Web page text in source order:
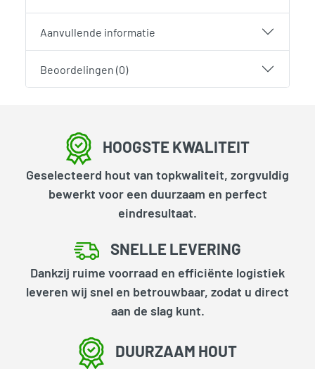
Aanvullende informatie
Beoordelingen (0)
HOOGSTE KWALITEIT
Geselecteerd hout van topkwaliteit, zorgvuldig
bewerkt voor een duurzaam en perfect
eindresultaat.
SNELLE LEVERING
Dankzij ruime voorraad en efficiënte logistiek
leveren wij snel en betrouwbaar, zodat u direct
aan de slag kunt.
DUURZAAM HOUT